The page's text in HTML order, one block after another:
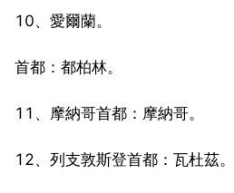
10、愛爾蘭。
首都：都柏林。
11、摩納哥首都：摩納哥。
12、列支敦斯登首都：瓦杜茲。